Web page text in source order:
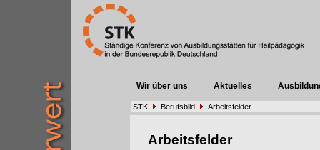
Wir über uns Aktuelles
STK Berufsbild Arbeitsfelder
Arbeitsfelder